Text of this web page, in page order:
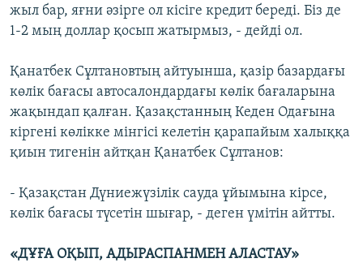
жыл бар, яғни әзірге ол кісіге кредит береді. Біз де
1-2 мың доллар қосып жатырмыз, - дейді ол.
Қанатбек Сұлтановтың айтуынша, қазір базардағы
көлік бағасы автосалондардағы көлік бағаларына
жақындап қалған. Қазақстанның Кеден Одағына
кіргені көлікке мінгісі келетін қарапайым халыққа
қиын тигенін айтқан Қанатбек Сұлтанов:
- Қазақстан Дүниежүзілік сауда ұйымына кірсе,
көлік бағасы түсетін шығар, - деген үмітін айтты.
«ДҰҒА ОҚЫП, АДЫРАСПАНМЕН АЛАСТАУ»